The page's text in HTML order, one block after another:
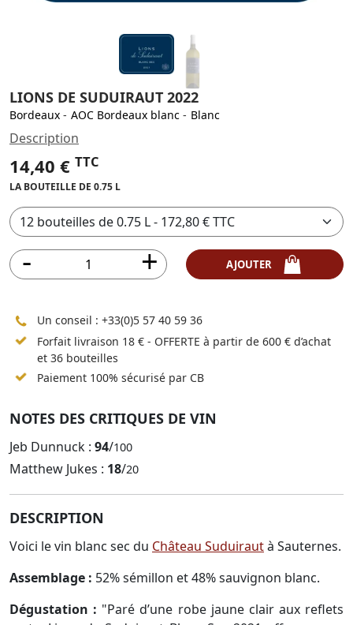
LIONS DE SUDUIRAUT 2022
Bordeaux - AOC Bordeaux blanc - Blanc
Description
14,40 € TTC
LA BOUTEILLE DE 0.75 L
Un conseil : +33(0)5 57 40 59 36
Forfait livraison 18 € - OFFERTE à partir de 600 € d’achat
et 36 bouteilles
Paiement 100% sécurisé par CB
NOTES DES CRITIQUES DE VIN
Jeb Dunnuck : 94/100
Matthew Jukes : 18/20
DESCRIPTION
Voici le vin blanc sec du Château Suduirautà Sauternes.
Assemblage : 52% sémillon et 48% sauvignon blanc.
Dégustation : "Paré d’une robe jaune clair aux reflets